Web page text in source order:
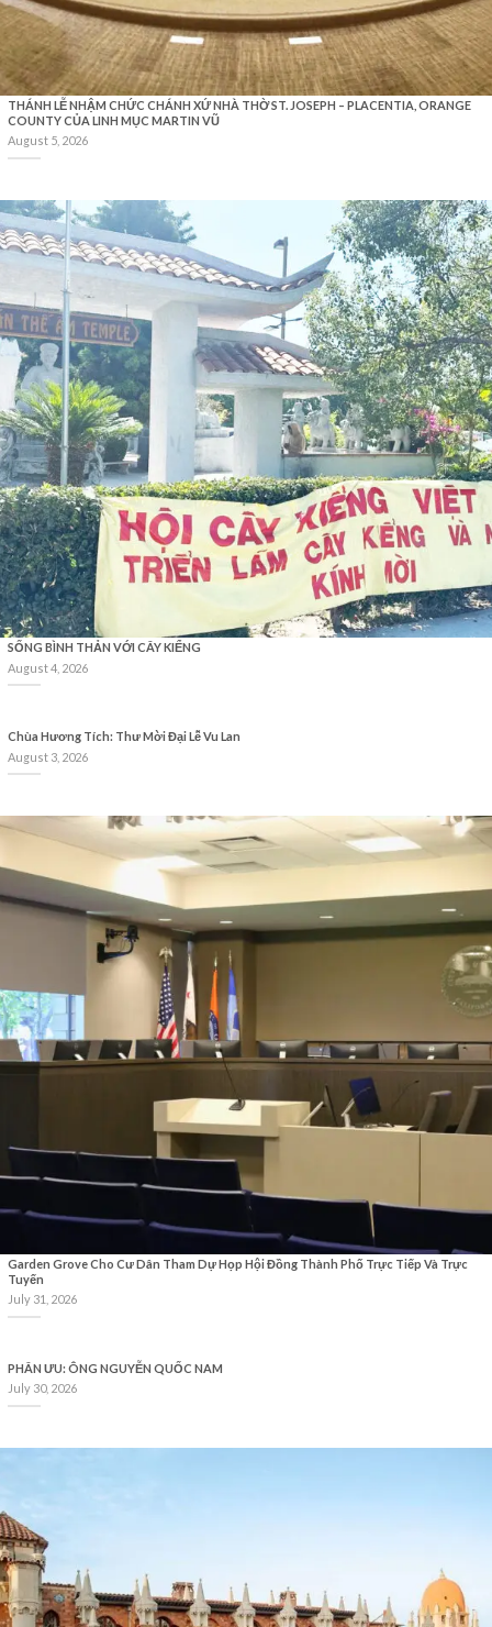
THÁNH LỄ NHẬM CHỨC CHÁNH XỨ NHÀ THỜ ST. JOSEPH – PLACENTIA, ORANGE
COUNTY CỦA LINH MỤC MARTIN VŨ
August 5, 2026
SỐNG BÌNH THẢN VỚI CÂY KIỂNG
August 4, 2026
Chùa Hương Tích: Thư Mời Đại Lễ Vu Lan
August 3, 2026
Garden Grove Cho Cư Dân Tham Dự Họp Hội Đồng Thành Phố Trực Tiếp Và Trực
Tuyến
July 31, 2026
PHÂN ƯU: ÔNG NGUYỄN QUỐC NAM
July 30, 2026